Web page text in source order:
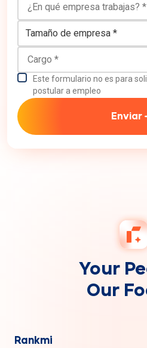
Este formulario no es para
postular a empleo
Enviar
Your
Our
Rankmi